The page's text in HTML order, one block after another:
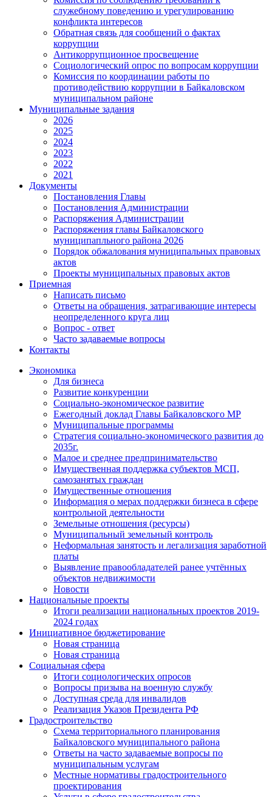
служебному поведению и урегулированию
конфликта интересов
Обратная связь для сообщений о фактах
коррупции
Антикоррупционное просвещение
Социологический опрос по вопросам коррупции
Комиссия по координации работы по
противодействию коррупции в Байкаловском
муниципальном районе
Муниципальные задания
2026
2025
2024
2023
2022
2021
Документы
Постановления Главы
Постановления Администрации
Распоряжения Администрации
Распоряжения главы Байкаловского
муниципапльного района 2026
Порядок обжалования муниципальных правовых
актов
Проекты муниципальных правовых актов
Приемная
Написать письмо
Ответы на обращения, затрагивающие интересы
неопределенного круга лиц
Вопрос - ответ
Часто задаваемые вопросы
Контакты
Экономика
Для бизнеса
Развитие конкуренции
Социально-экономическое развитие
Ежегодный доклад Главы Байкаловского МР
Муниципальные программы
Стратегия социально-экономического развития до
2035г.
Малое и среднее предпринимательство
Имущественная поддержка субъектов МСП,
самозанятых граждан
Имущественные отношения
Информация о мерах поддержки бизнеса в сфере
контрольной деятельности
Земельные отношения (ресурсы)
Муниципальный земельный контроль
Неформальная занятость и легализация заработной
платы
Выявление правообладателей ранее учтённых
объектов недвижимости
Новости
Национальные проекты
Итоги реализации национальных проектов 2019-
2024 годах
Инициативное бюджетирование
Новая страница
Новая страница
Социальная сфера
Итоги социологических опросов
Вопросы призыва на военную службу
Доступная среда для инвалидов
Реализация Указов Президента РФ
Градостроительство
Схема территориального планирования
Байкаловского муниципального района
Ответы на часто задаваемые вопросы по
муниципальным услугам
Местные нормативы градостроительного
проектирования